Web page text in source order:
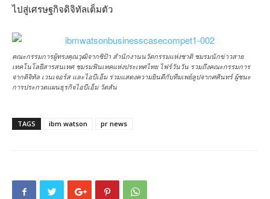
ไปสู่เศรษฐกิจดิจิทัลเต็มตัว
คณะกรรมการผู้ทรงคุณวุฒิจากซิป้า สํานักงานนวัตกรรมแห่งชาติ ชมรมนักข่าวสาย
เทคโนโลยีสารสนเทศ ชมรมฟินเทคแห่งประเทศไทย ไฟร์วันวัน รวมถึงคณะกรรมการ
จากดิจิทัล เวนเจอร์ส และไอบีเอ็ม ร่วมแสดงความยินดีกับทีมเพย์ลูปจากศศินทร์ ผู้ชนะ
การประกวดแผนธุรกิจไอบีเอ็ม วัตสัน
TAGS ibm watson pr news